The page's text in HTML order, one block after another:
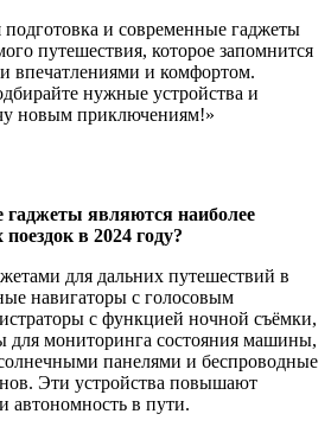
и современные гаджеты
путешествия, которое запомнится
впечатлениями и комфортом.
нужные устройства и
новым приключениям!»
являются наиболее
в 2024 году?
для дальних путешествий в
навигаторы с голосовым
с функцией ночной съёмки,
для мониторинга состояния машины,
панелями и беспроводные
Эти устройства повышают
автономность в пути.